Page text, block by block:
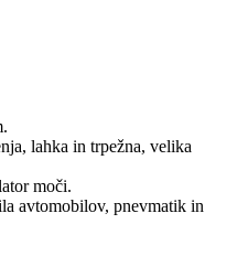
lahka in trpežna, velika
moči.
avtomobilov, pnevmatik in